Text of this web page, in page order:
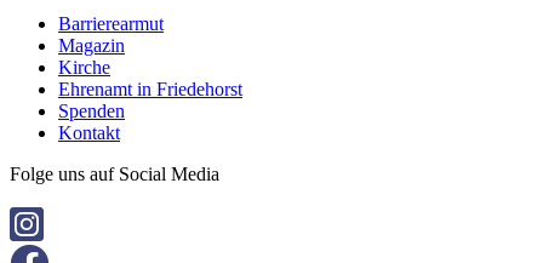
Barrierearmut
Magazin
Kirche
Ehrenamt in Friedehorst
Spenden
Kontakt
Folge uns auf Social Media